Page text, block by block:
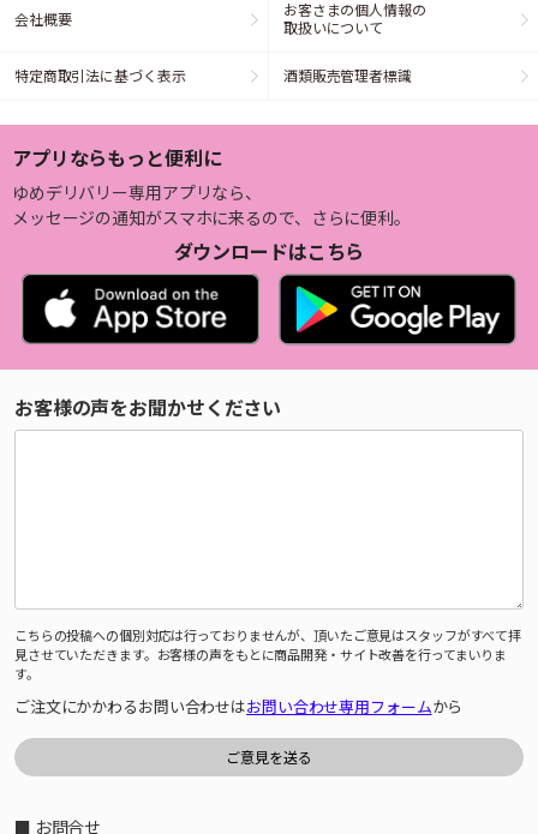
会社概要
お客さまの個人情報の
取扱いについて
特定商取引法に基づく表示 酒類販売管理者標識
アプリならもっと便利に
ゆめデリバリー専用アプリなら、
メッセージの通知がスマホに来るので、さらに便利。
ダウンロードはこちら
お客様の声をお聞かせください
こちらの投稿への個別対応は行っておりませんが、頂いたご意見はスタッフがすべて拝
見させていただきます。お客様の声をもとに商品開発・サイト改善を行ってまいりま
す。
ご注文にかかわるお問い合わせはお問い合わせ専用フォームから
■ お問合せ